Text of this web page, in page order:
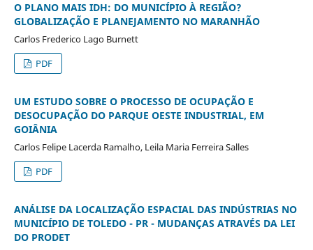
O PLANO MAIS IDH: DO MUNICÍPIO À REGIÃO?
GLOBALIZAÇÃO E PLANEJAMENTO NO MARANHÃO
Carlos Frederico Lago Burnett
PDF
UM ESTUDO SOBRE O PROCESSO DE OCUPAÇÃO E
DESOCUPAÇÃO DO PARQUE OESTE INDUSTRIAL, EM
GOIÂNIA
Carlos Felipe Lacerda Ramalho, Leila Maria Ferreira Salles
PDF
ANÁLISE DA LOCALIZAÇÃO ESPACIAL DAS INDÚSTRIAS NO
MUNICÍPIO DE TOLEDO - PR - MUDANÇAS ATRAVÉS DA LEI
DO PRODET